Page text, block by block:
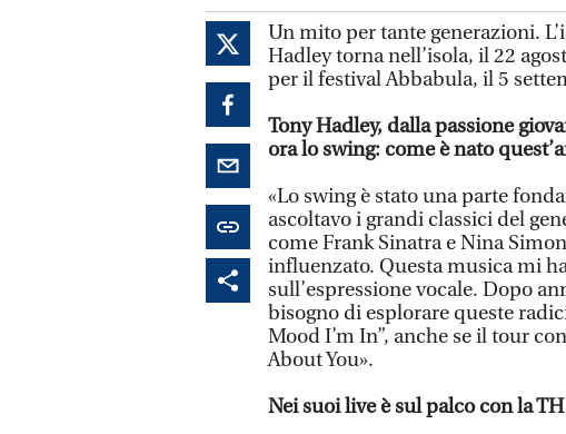
Un mito per tante generazioni.
Hadley torna nell’isola, il 22
per il festival Abbabula, il 5
Tony Hadley, dalla passione
ora lo swing: come è nato
«Lo swing è stato una parte
ascoltavo i grandi classici del
come Frank Sinatra e Nina
influenzato. Questa musica mi
sull’espressione vocale. Dopo
bisogno di esplorare queste
Mood I’m In”, anche se il tour
About You».
Nei suoi live è sul palco con la